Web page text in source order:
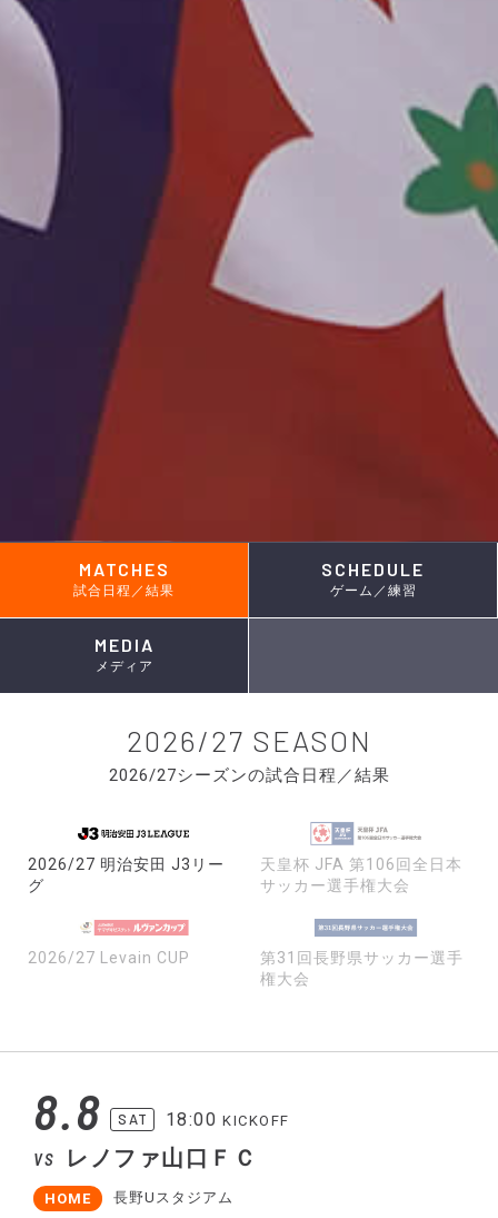
MATCHES
試合日程／結果
SCHEDULE
ゲーム／練習
MEDIA
メディア
2026/27 SEASON
2026/27シーズンの試合日程／結果
2026/27 明治安田 J3リー
グ
天皇杯 JFA 第106回全日本
サッカー選手権大会
2026/27 Levain CUP
第31回長野県サッカー選手
権大会
8.8 SAT 18:00 KICKOFF
VS レノファ山口ＦＣ
HOME 長野Uスタジアム